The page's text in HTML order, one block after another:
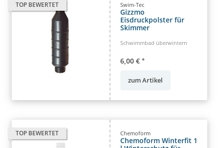
TOP BEWERTET Swim-Tec
Gizzmo
Eisdruckpolster für
Skimmer
Schwimmbad überwintern
6,00 € *
zum Artikel
TOP BEWERTET Chemoform
Chemoform Winterfit 1